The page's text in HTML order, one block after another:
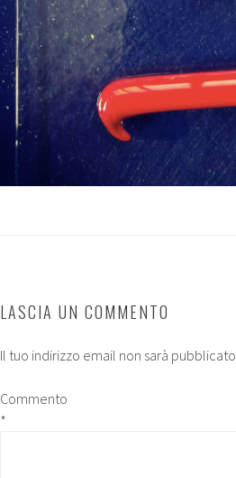
LASCIA UN COMMENTO
Il tuo indirizzo email non sarà pubblicato.
Commento
*